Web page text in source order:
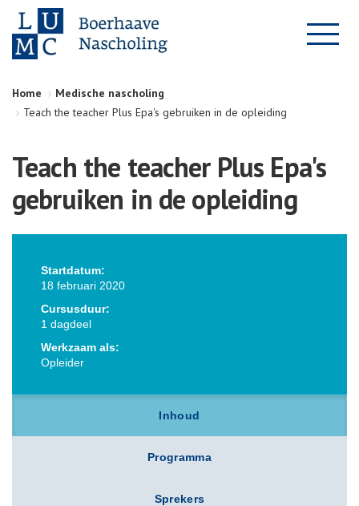
Home
Medische nascholing
Teach the teacher Plus Epa's gebruiken in de opleiding
Teach the teacher Plus Epa's
gebruiken in de opleiding
Startdatum:
18 februari 2020
Cursusduur:
1 dagdeel
Werkzaam als:
Opleider
Inhoud
Programma
Sprekers